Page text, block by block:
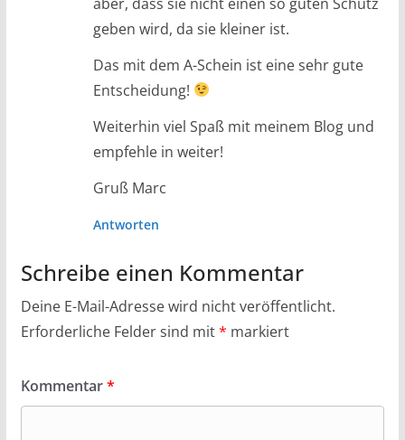
geben wird, da sie kleiner ist.
Das mit dem A-Schein ist eine sehr gute
Entscheidung!
Weiterhin viel Spaß mit meinem Blog und
empfehle in weiter!
Gruß Marc
Antworten
Schreibe einen Kommentar
Deine E-Mail-Adresse wird nicht veröffentlicht.
Erforderliche Felder sind mit* markiert
Kommentar*